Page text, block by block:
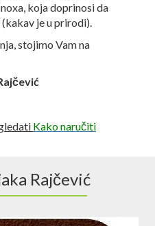
koja doprinosi da
je u prirodi).
stojimo Vam na
Kako naručiti
Rajčević